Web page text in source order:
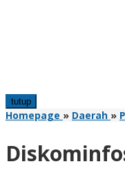
tutup
Homepage » Daerah »